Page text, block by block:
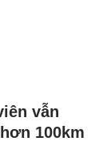
vẫn
100km